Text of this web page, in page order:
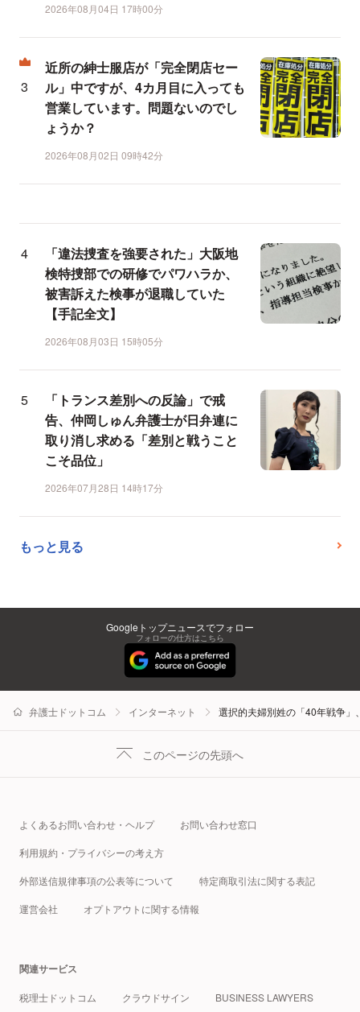
2026年08月04日 17時00分
近所の紳士服店が「完全閉店セー
ル」中ですが、4カ月目に入っても
営業しています。問題ないのでし
ょうか？
2026年08月02日 09時42分
「違法捜査を強要された」大阪地
検特捜部での研修でパワハラか、
被害訴えた検事が退職していた
【手記全文】
2026年08月03日 15時05分
「トランス差別への反論」で戒
告、仲岡しゅん弁護士が日弁連に
取り消し求める「差別と戦うこと
こそ品位」
2026年07月28日 14時17分
もっと見る
Googleトップニュースでフォロー
フォローの仕方はこちら
弁護士ドットコム インターネット 選択的夫婦別姓の「40年戦争
このページの先頭へ
よくあるお問い合わせ・ヘルプ お問い合わせ窓口
利用規約・プライバシーの考え方
外部送信規律事項の公表等について 特定商取引法に関する表記
運営会社 オプトアウトに関する情報
関連サービス
税理士ドットコム クラウドサイン BUSINESS LAWYERS